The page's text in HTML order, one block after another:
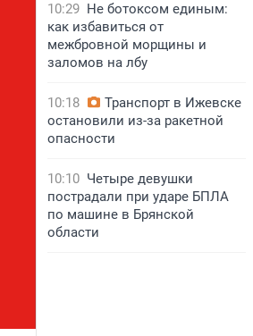
10:29 Не ботоксом единым:
как избавиться от
межбровной морщины и
заломов на лбу
10:18
Транспорт в Ижевске
остановили из-за ракетной
опасности
10:10 Четыре девушки
пострадали при ударе БПЛА
по машине в Брянской
области